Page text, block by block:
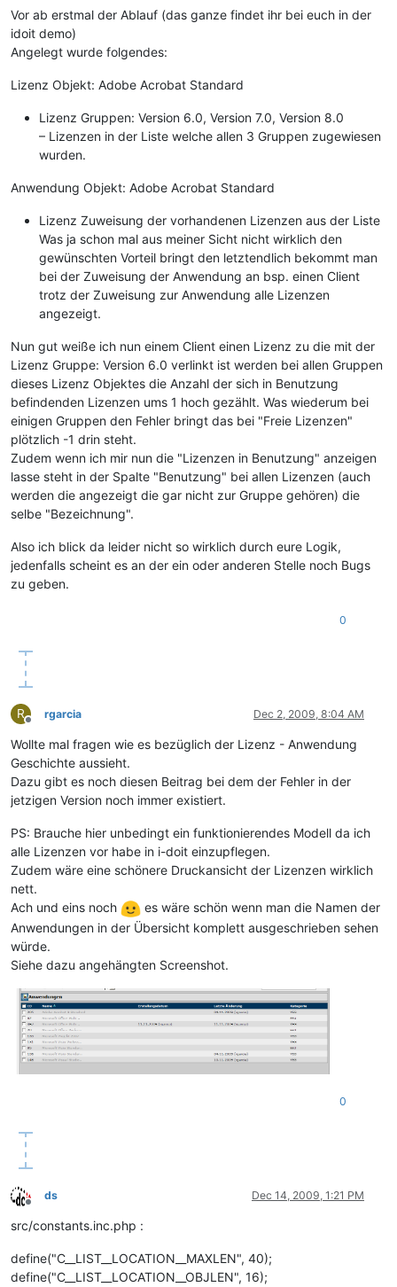
Vor ab erstmal der Ablauf (das ganze findet ihr bei euch in der
idoit demo)
Angelegt wurde folgendes:
Lizenz Objekt: Adobe Acrobat Standard
Lizenz Gruppen: Version 6.0, Version 7.0, Version 8.0
– Lizenzen in der Liste welche allen 3 Gruppen zugewiesen
wurden.
Anwendung Objekt: Adobe Acrobat Standard
Lizenz Zuweisung der vorhandenen Lizenzen aus der Liste
Was ja schon mal aus meiner Sicht nicht wirklich den
gewünschten Vorteil bringt den letztendlich bekommt man
bei der Zuweisung der Anwendung an bsp. einen Client
trotz der Zuweisung zur Anwendung alle Lizenzen
angezeigt.
Nun gut weiße ich nun einem Client einen Lizenz zu die mit der
Lizenz Gruppe: Version 6.0 verlinkt ist werden bei allen Gruppen
dieses Lizenz Objektes die Anzahl der sich in Benutzung
befindenden Lizenzen ums 1 hoch gezählt. Was wiederum bei
einigen Gruppen den Fehler bringt das bei "Freie Lizenzen"
plötzlich -1 drin steht.
Zudem wenn ich mir nun die "Lizenzen in Benutzung" anzeigen
lasse steht in der Spalte "Benutzung" bei allen Lizenzen (auch
werden die angezeigt die gar nicht zur Gruppe gehören) die
selbe "Bezeichnung".
Also ich blick da leider nicht so wirklich durch eure Logik,
jedenfalls scheint es an der ein oder anderen Stelle noch Bugs
zu geben.
0
R
Offline
rgarcia Dec 2, 2009, 8:04 AM
Wollte mal fragen wie es bezüglich der Lizenz - Anwendung
Geschichte aussieht.
Dazu gibt es noch diesen Beitrag bei dem der Fehler in der
jetzigen Version noch immer existiert.
PS: Brauche hier unbedingt ein funktionierendes Modell da ich
alle Lizenzen vor habe in i-doit einzupflegen.
Zudem wäre eine schönere Druckansicht der Lizenzen wirklich
nett.
Ach und eins noch
es wäre schön wenn man die Namen der
Anwendungen in der Übersicht komplett ausgeschrieben sehen
würde.
Siehe dazu angehängten Screenshot.
0
Offline
ds Dec 14, 2009, 1:21 PM
src/constants.inc.php :
define("C__LIST__LOCATION__MAXLEN", 40);
define("C__LIST__LOCATION__OBJLEN", 16);